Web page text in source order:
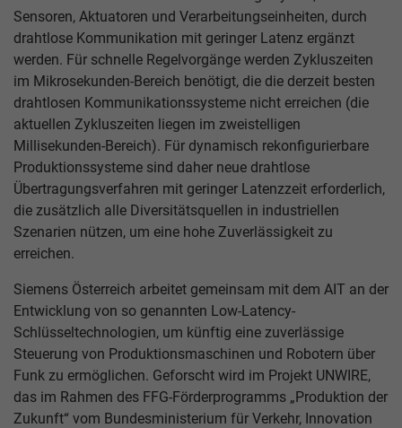
Sensoren, Aktuatoren und Verarbeitungseinheiten, durch
drahtlose Kommunikation mit geringer Latenz ergänzt
werden. Für schnelle Regelvorgänge werden Zykluszeiten
im Mikrosekunden-Bereich benötigt, die die derzeit besten
drahtlosen Kommunikationssysteme nicht erreichen (die
aktuellen Zykluszeiten liegen im zweistelligen
Millisekunden-Bereich). Für dynamisch rekonfigurierbare
Produktionssysteme sind daher neue drahtlose
Übertragungsverfahren mit geringer Latenzzeit erforderlich,
die zusätzlich alle Diversitätsquellen in industriellen
Szenarien nützen, um eine hohe Zuverlässigkeit zu
erreichen.
Siemens Österreich arbeitet gemeinsam mit dem AIT an der
Entwicklung von so genannten Low-Latency-
Schlüsseltechnologien, um künftig eine zuverlässige
Steuerung von Produktionsmaschinen und Robotern über
Funk zu ermöglichen. Geforscht wird im Projekt UNWIRE,
das im Rahmen des FFG-Förderprogramms „Produktion der
Zukunft“ vom Bundesministerium für Verkehr, Innovation